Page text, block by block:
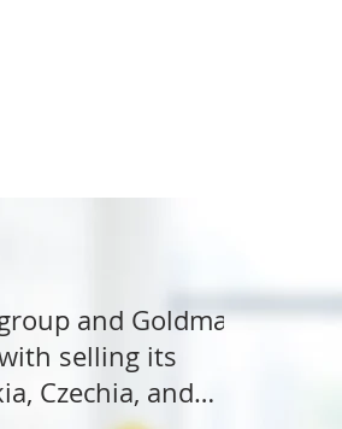
and Goldman
selling its
Czechia, and